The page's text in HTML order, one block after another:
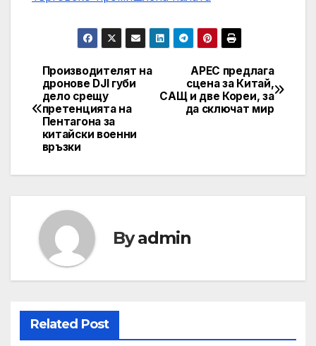
Post
navigation
APEC предлага
сцена за Китай,
САЩ и две Кореи, за
да сключат мир
Производителят на
дронове DJI губи
дело срещу
претенцията на
Пентагона за
китайски военни
връзки
Byadmin
Related Post